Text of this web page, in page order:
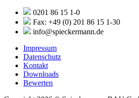
0201 86 15 1-0
Fax: +49 (0) 201 86 15 1-30
info@spieckermann.de
Impressum
Datenschutz
Kontakt
Downloads
Bewerten